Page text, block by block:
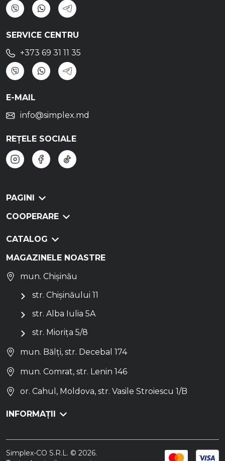
SERVICE CENTRU
+373 69 31 11 35
E-MAIL
info@simplex.md
REȚELE SOCIALE
PAGINI
COOPERARE
CATALOG
MAGAZINELE NOASTRE
mun. Chișinău
str. Chișinăului 11
str. Alba Iulia 5A
str. Miorița 5/8
mun. Bălți, str. Decebal 174
mun. Comrat, str. Lenin 146
or. Cahul, Moldova, str. Vasile Stroiescu 1/B
INFORMAȚII
Simplex-CO S.R.L. © 2026.